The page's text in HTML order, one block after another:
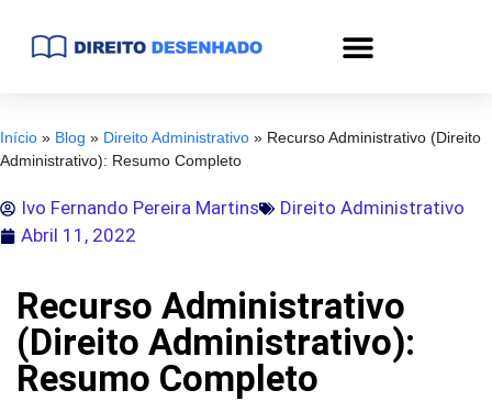
Início » Blog » Direito Administrativo » Recurso Administrativo (Direito
Administrativo): Resumo Completo
Ivo Fernando Pereira Martins
Direito Administrativo
Abril 11, 2022
Recurso Administrativo
(Direito Administrativo):
Resumo Completo